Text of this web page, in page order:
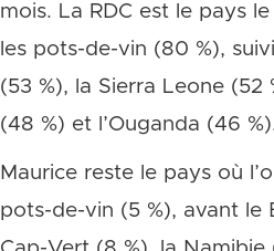
mois. La RDC est le pays
les pots-de-vin (80 %),
(53 %), la Sierra Leone (52
(48 %) et l’Ouganda (46
Maurice reste le pays où
pots-de-vin (5 %), avant le